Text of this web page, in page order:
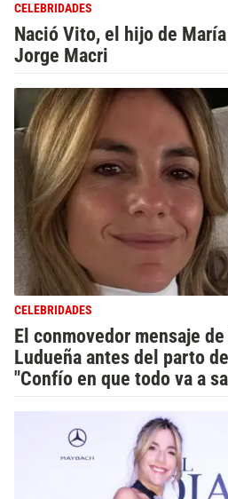
CELEBRIDADES
Nació Vito, el hijo de
Jorge Macri
CELEBRIDADES
El conmovedor mensaje
Ludueña antes del parto
"Confío en que todo va a